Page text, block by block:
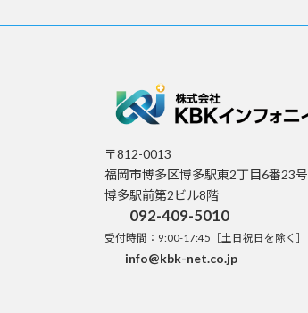
〒812-0013
福岡市博多区博多駅東2丁目6番23号
博多駅前第2ビル8階
092-409-5010
受付時間：9:00-17:45［土日祝日を除く］
info@kbk-net.co.jp